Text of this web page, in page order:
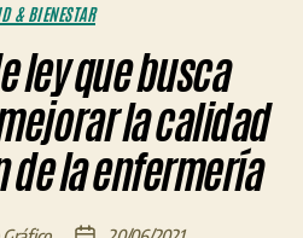
& BIENESTAR
ley que busca
la calidad
la enfermería